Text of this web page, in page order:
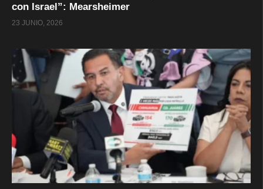
con Israel”: Mearsheimer
23 JUNIO, 2026